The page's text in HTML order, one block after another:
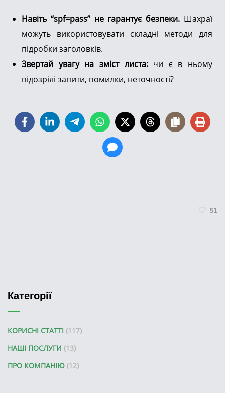
Навіть “spf=pass” не гарантує безпеки. Шахраї
можуть використовувати складні методи для
підробки заголовків.
Звертай увагу на зміст листа:чи є в ньому
підозрілі запити, помилки, неточності?
51
Категорії
КОРИСНІ СТАТТІ (117)
НАШІ ПОСЛУГИ (13)
ПРО КОМПАНІЮ (12)